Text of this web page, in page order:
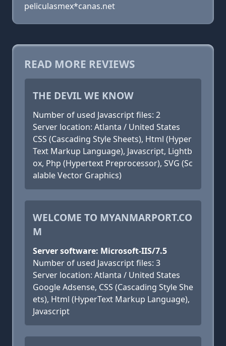
peliculasmex*canas.net
READ MORE REVIEWS
THE DEVIL WE KNOW
Number of used Javascript files: 2
Server location: Atlanta / United States
CSS (Cascading Style Sheets), Html (Hyper
Text Markup Language), Javascript, Lightb
ox, Php (Hypertext Preprocessor), SVG (Sc
alable Vector Graphics)
WELCOME TO MYANMARPORT.CO
M
Server software: Microsoft-IIS/7.5
Number of used Javascript files: 3
Server location: Atlanta / United States
Google Adsense, CSS (Cascading Style She
ets), Html (HyperText Markup Language),
Javascript